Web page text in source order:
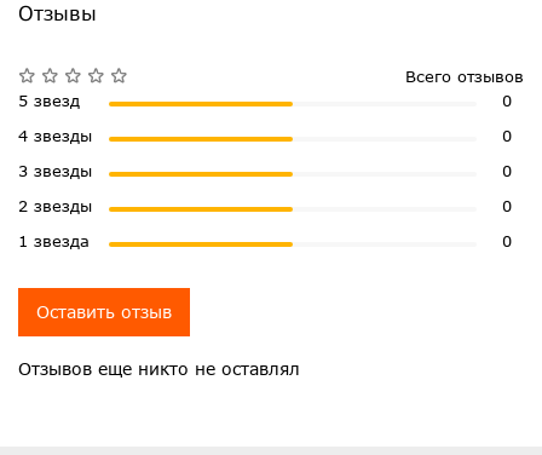
Отзывы
Отзывов еще никто не оставлял
Всего отзывов
5 звезд
0
4 звезды
0
3 звезды
0
2 звезды
0
1 звезда
0
Оставить отзыв